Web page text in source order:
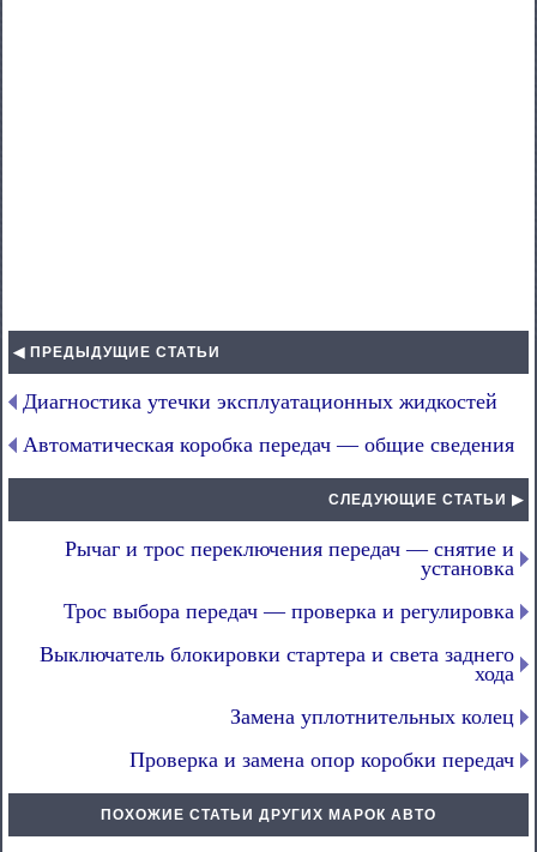
◀ ПРЕДЫДУЩИЕ СТАТЬИ
Диагностика утечки эксплуатационных жидкостей
Автоматическая коробка передач — общие сведения
СЛЕДУЮЩИЕ СТАТЬИ ▶
Рычаг и трос переключения передач — снятие и
установка
Трос выбора передач — проверка и регулировка
Выключатель блокировки стартера и света заднего
хода
Замена уплотнительных колец
Проверка и замена опор коробки передач
ПОХОЖИЕ СТАТЬИ ДРУГИХ МАРОК АВТО